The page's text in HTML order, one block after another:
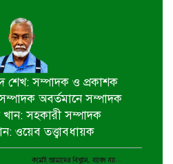
বাইসাইকেল, ভ্যান ও
মেশিন বিতরণ
না হলেও নির্বাচনী প্রতিশ্রুতি
কাজ করছি- কপিল কৃষ্ণ মণ্ডল
শেখ: সম্পাদক ও প্রকাশক
অবর্তমানে সম্পাদক
সহকারী সম্পাদক
ওয়েব তত্ত্বাবধায়ক